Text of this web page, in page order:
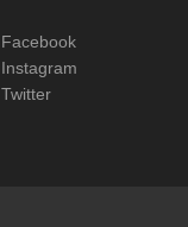
Facebook
Instagram
Twitter